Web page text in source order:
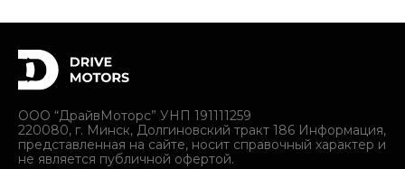
ООО “ДрайвМоторс” УНП 191111259
220080, г. Минск, Долгиновский тракт 186 Информация,
представленная на сайте, носит справочный характер и
не является публичной офертой.